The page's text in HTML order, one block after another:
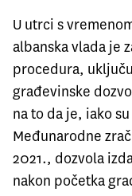
U utrci s
albanska vlada je
procedura,
građevinske
na to da je, iako
Međunarodne
2021., dozvola
nakon početka